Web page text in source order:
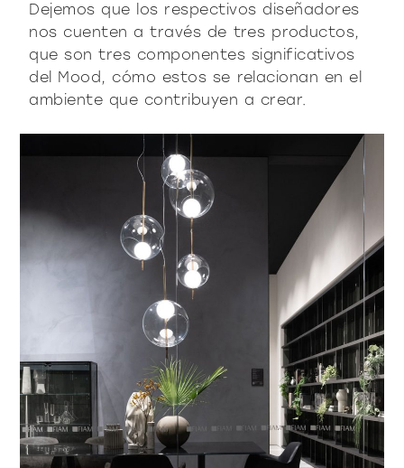
Dejemos que los respectivos diseñadores
nos cuenten a través de tres productos,
que son tres componentes significativos
del Mood, cómo estos se relacionan en el
ambiente que contribuyen a crear.